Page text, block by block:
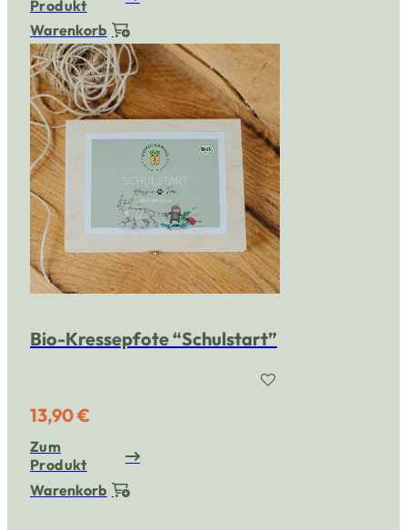
Produkt
Warenkorb
Bio-Kressepfote “Schulstart”
13,90 €
Zum
Produkt
Warenkorb